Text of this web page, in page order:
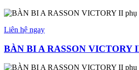
Liên hệ ngay
BÀN BI A RASSON VICTORY